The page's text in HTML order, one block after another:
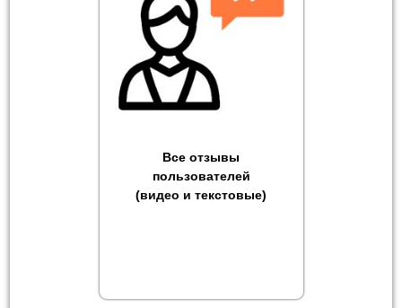
Все отзывы
пользователей
(видео и текстовые)